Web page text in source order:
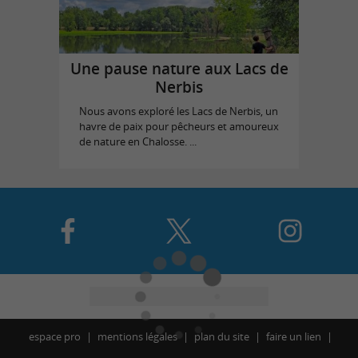
Une pause nature aux Lacs de
Nerbis
Nous avons exploré les Lacs de Nerbis, un
havre de paix pour pêcheurs et amoureux
de nature en Chalosse. ...
espace pro mentions légales plan du site
faire un lien